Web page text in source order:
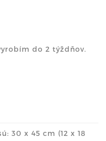
do 2 týždňov.
30 x 45 cm (12 x 18